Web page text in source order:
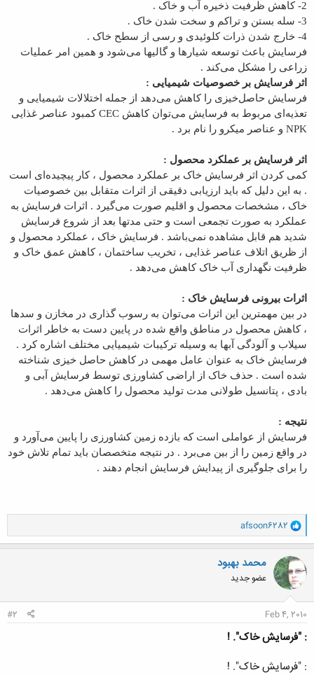
2- کاهش ظرفیت ذخیره آب و خاک .
3- سله بستن و تراکم و سخت شدن خاک .
4- خارج شدن ذرات کلوئیدی و رسی از سطح خاک .
فرسایش باعث توسعه شیارها و گالیها می‌شود و همین امر عملیات
زراعی را مشکل می‌کند .
اثر فرسایش بر خصوصیات شیمیایی :
فرسایش حاصل‌خیزی را کاهش می‌دهد از جمله اختلالات شیمیایی و
تعذیه‌ای مربوط به فرسایش می‌توان کاهش CECکمبود عناصر غذایی
NPK و عناصر میکرو را نام برد .
اثر فرسایش بر عملکرد محصول :
کمی کردن اثر فرسایش خاک بر عملکرد محصول ، کار پیچیده‌ای است
. به این دلیل که باید ارزیابی دقیقی از اثرات متقابل بین خصوصیات
خاک ، مشخصات محصول و اقلیم صورت می‌گیرد . اثرات فرسایش به
عملکرد به صورت تجمعی است و حتی مدتها بعد از شروع فرسایش
شدید هم قابل مشاهده نمی‌باشد . فرسایش خاک ، عملکرد محصول و
از ظریق اتلاف عناصر غذایی ، تخریب ساختمان ، کاهش عمق خاک و
ظرفیت نگهداری آب خاک کاهش می‌دهد .
اثرات بیرونی فرسایش خاک :
در بین مهمترین این اثرات می‌توان به رسوب گذاری در مخازن و سدها
، کاهش محصول در مناطق واقع شده در پایین دست به خاطر اثرات
سیلاب و آلودگی آبها به وسیله ترکیبات شیمیایی مختلف اشاره کرد .
فرسایش خاک به عنوان عامل مهمی در کاهش حاصل خیزی شناخته
شده است . حذف خاک از اراضی کشاورزی توسط فرسایش آبی و
بادی ، پتانسیل طولانی مدت تولید محصول را کاهش می‌دهد .
نتیجه :
فرسایش از عواملی است که بازده زمین کشاورزی را پایین می‌آورد و
در واقع زمین را از بین می‌برد . در نتیجه متخصصان باید تمام تلاش خود
را برای جلوگیری از پیدایش فرسایش انجام دهند .
و
ا
ک
ن
ش
ه
ا
afsoon6282
محمد بهبود
عضو جدید
Feb 4, 2010
#2
: "فرسایش خاک". !
: "فرسایش خاک". !